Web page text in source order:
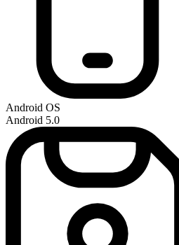
Android OS
Android 5.0